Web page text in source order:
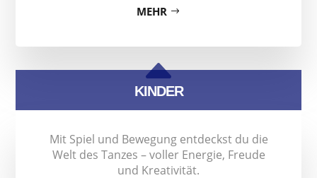
MEHR
B
KINDER
Mit Spiel und Bewegung entdeckst du die
Welt des Tanzes – voller Energie, Freude
und Kreativität.